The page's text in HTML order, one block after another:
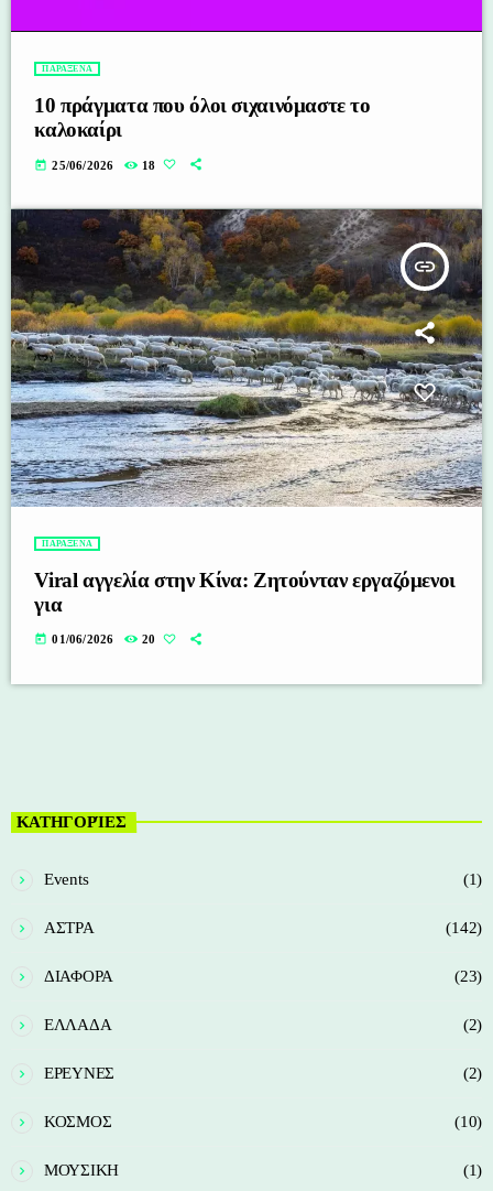
ΠΑΡΑΞΕΝΑ
10 πράγματα που όλοι σιχαινόμαστε το
καλοκαίρι
today 25/06/2026 18
insert_link
ΠΑΡΑΞΕΝΑ
Viral αγγελία στην Κίνα: Ζητούνταν εργαζόμενοι
για
today 01/06/2026 20
ΚΑΤΗΓΟΡΊΕΣ
Events (1)
ΑΣΤΡΑ (142)
ΔΙΑΦΟΡΑ (23)
ΕΛΛΑΔΑ (2)
ΕΡΕΥΝΕΣ (2)
ΚΟΣΜΟΣ (10)
ΜΟΥΣΙΚΗ (1)